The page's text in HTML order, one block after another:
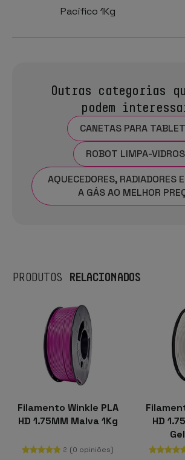
Pacífico 1Kg
Outras categorias
podem
CANETAS PARA
ROBOT LIMPA-VIDROS
AQUECEDORES, RADIADORES
A GÁS AO MELHOR
PRODUTOS RELACIONADOS
Filamento Winkle PLA
HD 1.75MM Malva 1Kg
2 (0 opiniões)
HD